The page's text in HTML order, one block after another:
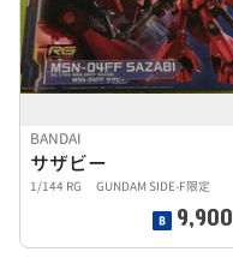
BANDAI
サザビー
1/144 RG GUNDAM SIDE-F限定
9,900